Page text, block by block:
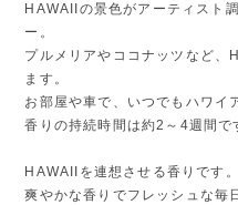
HAWAIIの景色がアーティスト
ー。
プルメリアやココナッツなど、
ます。
お部屋や車で、いつでもハワイ
香りの持続時間は約2～4週間で
HAWAIIを連想させる香りです。
爽やかな香りでフレッシュな毎